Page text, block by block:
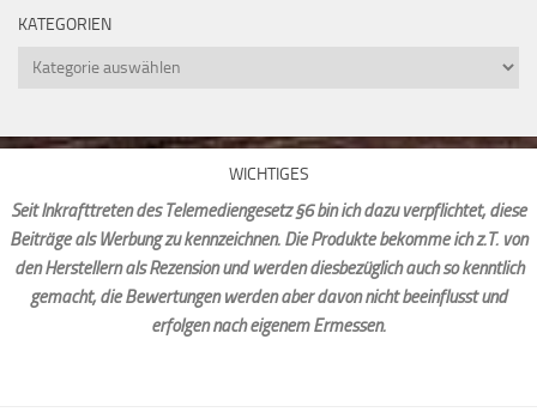
KATEGORIEN
Kategorien
WICHTIGES
Seit Inkrafttreten des Telemediengesetz §6 bin ich dazu verpflichtet, diese
Beiträge als Werbung zu kennzeichnen. Die Produkte bekomme ich z.T. von
den Herstellern als Rezension und werden diesbezüglich auch so kenntlich
gemacht, die Bewertungen werden aber davon nicht beeinflusst und
erfolgen nach eigenem Ermessen.